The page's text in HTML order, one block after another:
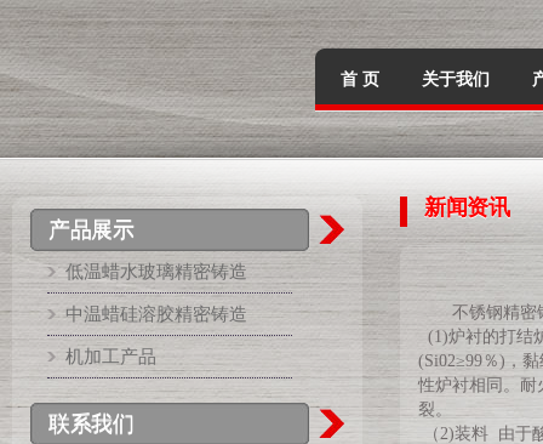
首 页 关于我们
产品展示
低温蜡水玻璃精密铸造
中温蜡硅溶胶精密铸造
机加工产品
联系我们
新闻资讯
不锈钢精密
(1)炉衬的打结
(Si02≥99％)，
性炉衬相同。耐
裂。
（2)装料 由于